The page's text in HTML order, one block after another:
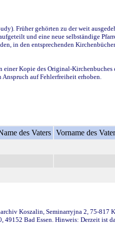
Früher gehörten zu der weit
und eine neue selbständige
in den entsprechenden
Kopie des Original-
auf Fehlerfreiheit erhoben.
des Vaters Vorname des
Koszalin, Seminarryjna 2, 75-817
Bad Essen. Hinweis: Derzeit ist